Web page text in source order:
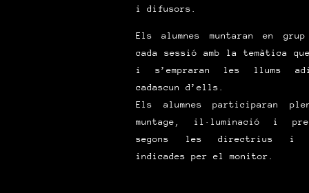
i difusors.
Els alumnes muntaran en
cada sessió amb la temàtica
i s’empraran les llums
cadascun d’ells.
Els alumnes participaran
muntage, il·luminació i
segons les directrius i
indicades per el monitor.